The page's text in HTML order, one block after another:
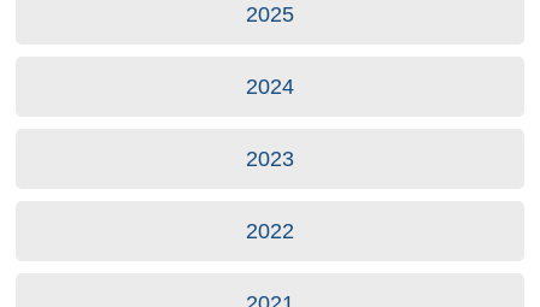
2025
2024
2023
2022